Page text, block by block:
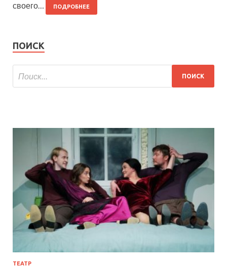
своего…
ПОДРОБНЕЕ
ПОИСК
ТЕАТР